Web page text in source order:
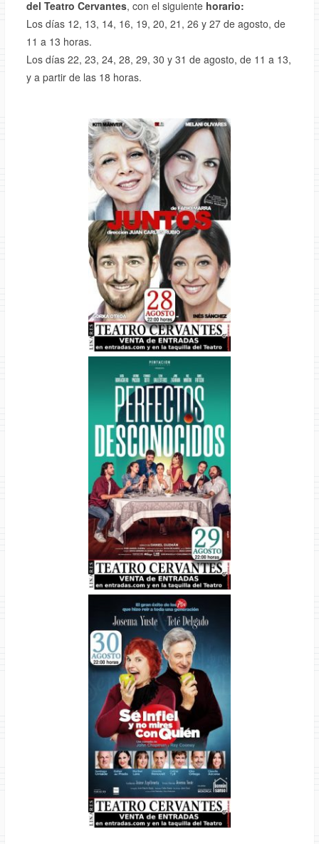
del Teatro Cervantes, con el siguiente horario:
Los días 12, 13, 14, 16, 19, 20, 21, 26 y 27 de agosto, de
11 a 13 horas.
Los días 22, 23, 24, 28, 29, 30 y 31 de agosto, de 11 a 13,
y a partir de las 18 horas.